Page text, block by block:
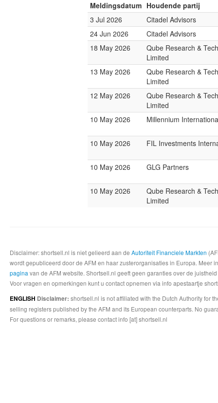
Meldingsdatum Houdende partij
3 Jul 2026
Citadel Advisors
24 Jun 2026
Citadel Advisors
18 May 2026
Qube Research &
Limited
13 May 2026
Qube Research &
Limited
12 May 2026
Qube Research &
Limited
10 May 2026
Millennium
10 May 2026 FIL Investments
10 May 2026 GLG Partners
10 May 2026
Qube Research &
Limited
Disclaimer: shortsell.nl is niet gelieerd aan de Autoriteit Financiele Markten
wordt gepubliceerd door de AFM en haar zusterorganisaties in Europa.
pagina van de AFM website. Shortsell.nl geeft geen garanties over de
Voor vragen en opmerkingen kunt u contact opnemen via info apestaartje
ENGLISH Disclaimer: shortsell.nl is not affiliated with the Dutch Authority for
selling registers published by the AFM and its European counterparts. No
For questions or remarks, please contact info [at] shortsell.nl